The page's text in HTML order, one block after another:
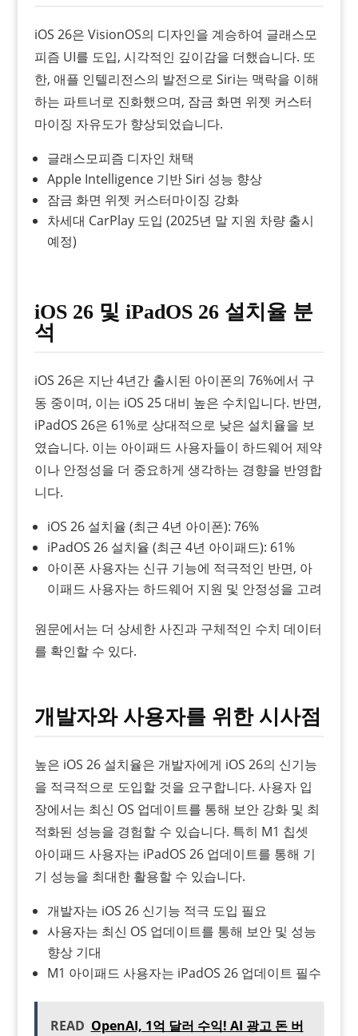
iOS 26은 VisionOS의 디자인을 계승하여 글래스모
피즘 UI를 도입, 시각적인 깊이감을 더했습니다. 또
한, 애플 인텔리전스의 발전으로 Siri는 맥락을 이해
하는 파트너로 진화했으며, 잠금 화면 위젯 커스터
마이징 자유도가 향상되었습니다.
글래스모피즘 디자인 채택
Apple Intelligence 기반 Siri 성능 향상
잠금 화면 위젯 커스터마이징 강화
차세대 CarPlay 도입 (2025년 말 지원 차량 출시
예정)
iOS 26 및 iPadOS 26 설치율 분
석
iOS 26은 지난 4년간 출시된 아이폰의 76%에서 구
동 중이며, 이는 iOS 25 대비 높은 수치입니다. 반면,
iPadOS 26은 61%로 상대적으로 낮은 설치율을 보
였습니다. 이는 아이패드 사용자들이 하드웨어 제약
이나 안정성을 더 중요하게 생각하는 경향을 반영합
니다.
iOS 26 설치율 (최근 4년 아이폰): 76%
iPadOS 26 설치율 (최근 4년 아이패드): 61%
아이폰 사용자는 신규 기능에 적극적인 반면, 아
이패드 사용자는 하드웨어 지원 및 안정성을 고려
원문에서는 더 상세한 사진과 구체적인 수치 데이터
를 확인할 수 있다.
개발자와 사용자를 위한 시사점
높은 iOS 26 설치율은 개발자에게 iOS 26의 신기능
을 적극적으로 도입할 것을 요구합니다. 사용자 입
장에서는 최신 OS 업데이트를 통해 보안 강화 및 최
적화된 성능을 경험할 수 있습니다. 특히 M1 칩셋
아이패드 사용자는 iPadOS 26 업데이트를 통해 기
기 성능을 최대한 활용할 수 있습니다.
개발자는 iOS 26 신기능 적극 도입 필요
사용자는 최신 OS 업데이트를 통해 보안 및 성능
향상 기대
M1 아이패드 사용자는 iPadOS 26 업데이트 필수
READ OpenAI, 1억 달러 수익! AI 광고 돈 버